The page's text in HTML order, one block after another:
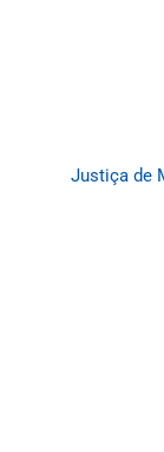
Justiça de